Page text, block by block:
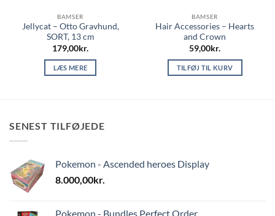
BAMSER
Jellycat – Otto Gravhund,
SORT, 13 cm
179,00kr.
LÆS MERE
BAMSER
Hair Accessories – Hearts
and Crown
59,00kr.
TILFØJ TIL KURV
SENEST TILFØJEDE
Pokemon - Ascended heroes Display
8.000,00kr.
Pokemon - Bundles Perfect Order